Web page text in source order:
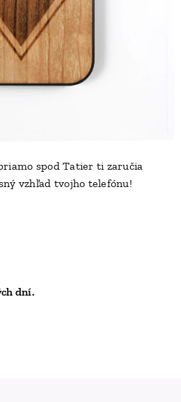
spod Tatier ti zaručia
vzhľad tvojho telefónu!
dní.